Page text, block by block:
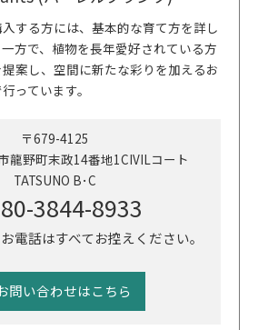
する方には、基本的な育て方を詳し
方で、植物を長年愛好されている方
案し、空間に新たな彩りを加えるお
っています。
〒679-4125
龍野町末政14番地1CIVILコート
TATSUNO B･C
3844-8933
電話はすべてお控えください。
問い合わせはこちら